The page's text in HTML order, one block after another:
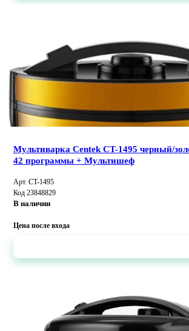
Мультиварка Centek CT-1495 черный/
42 программы + Мультишеф
Арт. CT-1495
Код 23848829
В наличии
Цена после входа